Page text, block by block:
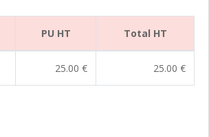
PU HT Total HT
25.00 € 25.00 €